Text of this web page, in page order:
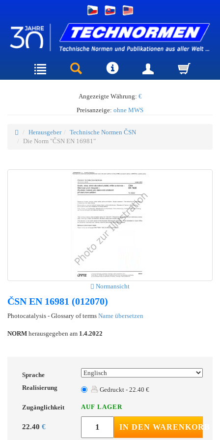
Angezeigte Währung: €
Preisanzeige: ohne MWS
Herausgeber
Technische Normen ČSN
Die Norm "ČSN EN 16981"
Normansicht
ČSN EN 16981 (012070)
Photocatalysis - Glossary of terms Name übersetzen
NORM herausgegeben am 1.4.2022
Sprache
Realisierung
Gedruckt - 22.40 €
Zugänglichkeit AUF LAGER
22.40 € IN DEN WARENKORB